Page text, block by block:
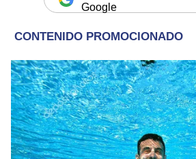
Google